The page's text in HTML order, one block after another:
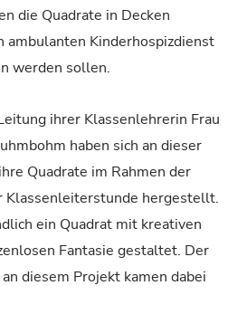
die Quadrate in Decken
ambulanten Kinderhospizdienst
werden sollen.
ihrer Klassenlehrerin Frau
haben sich an dieser
Quadrate im Rahmen der
Klassenleiterstunde hergestellt.
ein Quadrat mit kreativen
Fantasie gestaltet. Der
diesem Projekt kamen dabei